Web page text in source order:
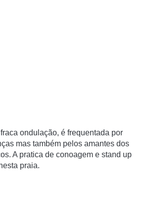
ondulação, é frequentada por
mas também pelos amantes dos
A pratica de conoagem e stand up
praia.